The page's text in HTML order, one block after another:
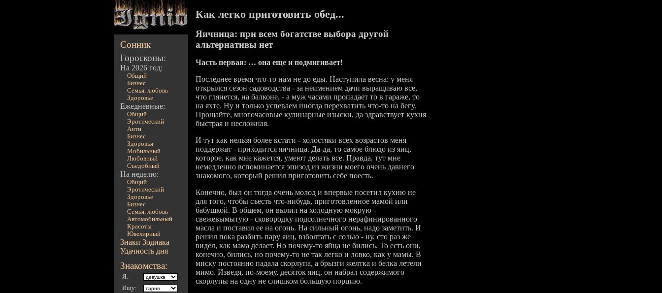
Сонник
Гороскопы:
На 2026 год:
Общий
Бизнес
Семья, любовь
Здоровье
Ежедневные:
Общий
Эротический
Анти
Бизнес
Здоровья
Мобильный
Любовный
Съедобный
На неделю:
Общий
Эротический
Здоровье
Бизнес
Семья, любовь
Автомобильный
Красоты
Ювелирный
Знаки Зодиака
Удачность дня
Знакомства:
Я:
Ищу:
Как легко приготовить обед...
Яичница: при всем богатстве выбора другой
альтернативы нет
Часть первая: … она еще и подмигивает!
Последнее время что-то нам не до еды. Наступила весна: у меня
открылся сезон садоводства - за неимением дачи выращиваю все,
что глянется, на балконе, - а муж часами пропадает то в гараже, то
на яхте. Ну и только успеваем иногда перехватить что-то на бегу.
Прощайте, многочасовые кулинарные изыски, да здравствует кухня
быстрая и несложная.
И тут как нельзя более кстати - холостяки всех возрастов меня
поддержат - приходится яичница. Да-да, то самое блюдо из яиц,
которое, как мне кажется, умеют делать все. Правда, тут мне
немедленно вспоминается эпизод из жизни моего очень давнего
знакомого, который решил приготовить себе поесть.
Конечно, был он тогда очень молод и впервые посетил кухню не
для того, чтобы съесть что-нибудь, приготовленное мамой или
бабушкой. В общем, он вылил на холодную мокрую -
свежевымытую - сковородку подсолнечного нерафинированного
масла и поставил ее на огонь. На сильный огонь, надо заметить. И
решил пока разбить пару яиц, взболтать с солью - ну, сто раз же
видел, как мама делает. Но почему-то яйца не бились. То есть они,
конечно, бились, но почему-то не так легко и ловко, как у мамы. В
миску постоянно падала скорлупа, а брызги желтка и белка летели
мимо. Изведя, по-моему, десяток яиц, он набрал содержимого
скорлупы на одну не слишком большую порцию.